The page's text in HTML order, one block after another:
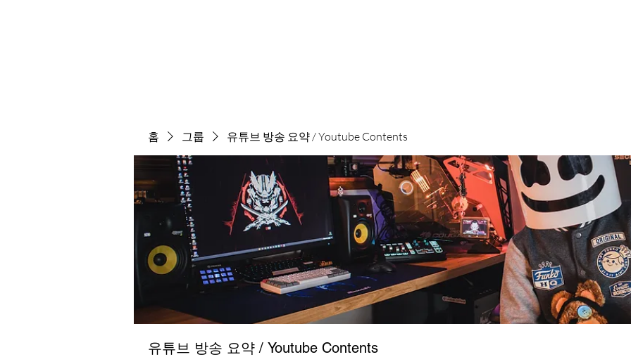
홈 그룹 유튜브 방송 요약 / Youtube Contents
유튜브 방송 요약 / Youtube Contents